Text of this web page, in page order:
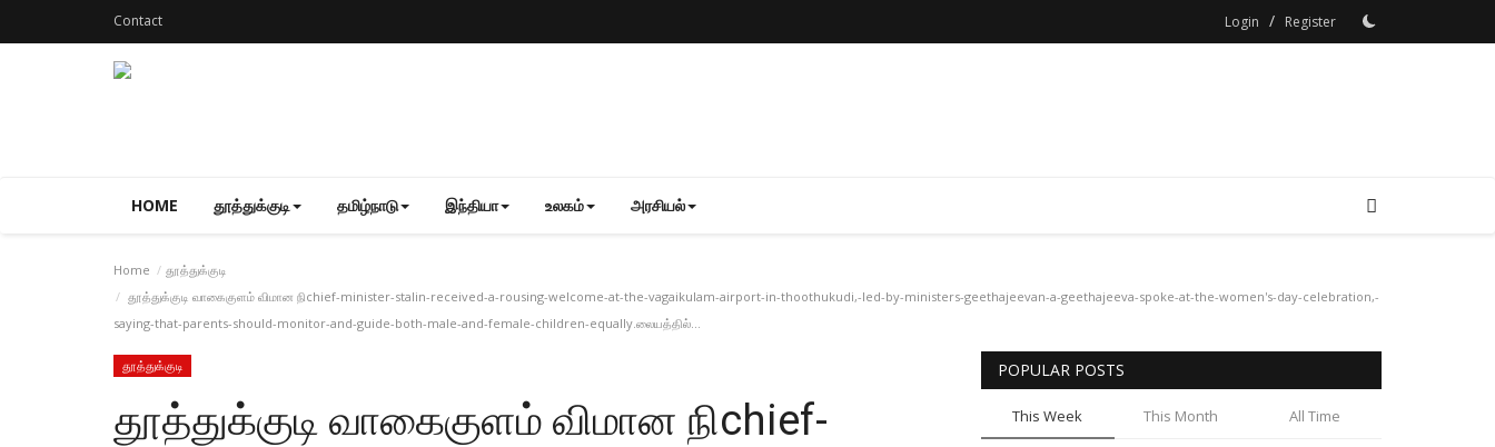
Contact Login / Register
HOME தூத்துக்குடி தமிழ்நாடு இந்தியா உலகம் அரசியல்
Home
தூத்துக்குடி
தூத்துக்குடி வாகைகுளம் விமான நிchief-minister-stalin-received-a-rousing-welcome-at-the-vagaikulam-airport-in-thoothukudi,-led-by-ministers-geethajeevan-a-geethajeeva-spoke-at-the-women's-day-celebration,-
saying-that-parents-should-monitor-and-guide-both-male-and-female-children-equally.லையத்தில்...
தூத்துக்குடி
தூத்துக்குடி வாகைகுளம் விமான நிchief-
POPULAR POSTS
This Week This Month All Time